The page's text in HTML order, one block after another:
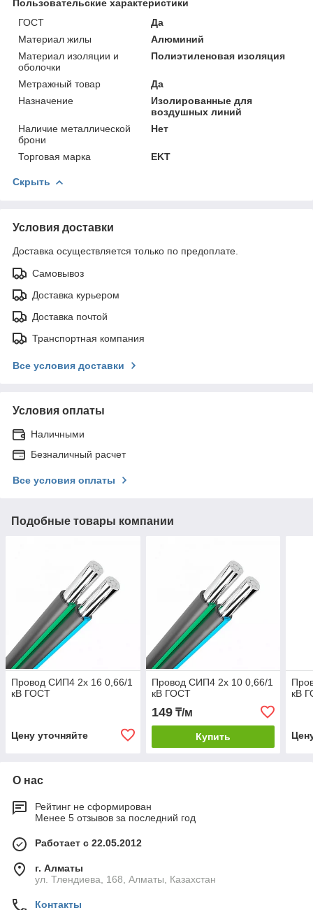
Пользовательские характеристики
ГОСТ
Да
Материал жилы
Алюминий
Материал изоляции и
оболочки
Полиэтиленовая изоляция
Метражный товар
Да
Назначение
Изолированные для
воздушных линий
Наличие металлической
брони
Нет
Торговая марка EKT
Скрыть
Условия доставки
Доставка осуществляется только по предоплате.
Самовывоз
Доставка курьером
Доставка почтой
Транспортная компания
Все условия доставки
Условия оплаты
Наличными
Безналичный расчет
Все условия оплаты
Подобные товары компании
Провод СИП4 2х 16 0,66/1
кВ ГОСТ
Цену уточняйте
Провод СИП4 2х 10 0,66/1
кВ ГОСТ
149₸/м
Купить
кВ
О нас
Рейтинг не сформирован
Менее 5 отзывов за последний год
Работает с 22.05.2012
г. Алматы
ул. Тлендиева, 168, Алматы, Казахстан
Контакты